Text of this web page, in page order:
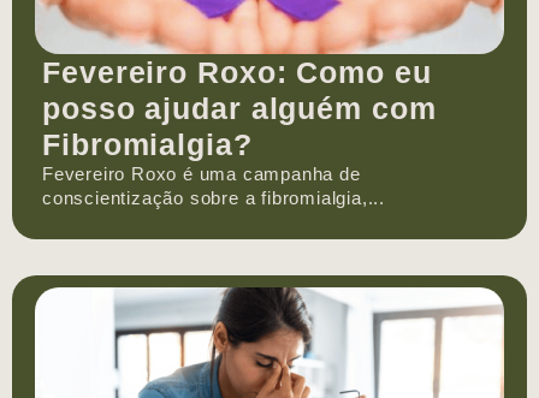
Fevereiro Roxo: Como eu
posso ajudar alguém com
Fibromialgia?
Fevereiro Roxo é uma campanha de
conscientização sobre a fibromialgia,...